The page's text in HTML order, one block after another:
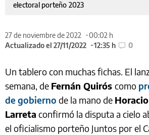
electoral porteño 2023
27 de noviembre de 2022
00:02 h
Actualizado el 27/11/2022
12:35 h 0
Un tablero con muchas fichas. El
semana, de Fernán Quirós como
de gobierno de la mano de
Larreta confirmó la disputa a cielo
el oficialismo porteño Juntos por el